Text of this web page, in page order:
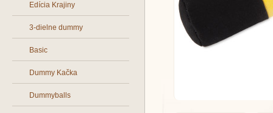
Edícia Krajiny
3-dielne dummy
Basic
Dummy Kačka
Dummyballs